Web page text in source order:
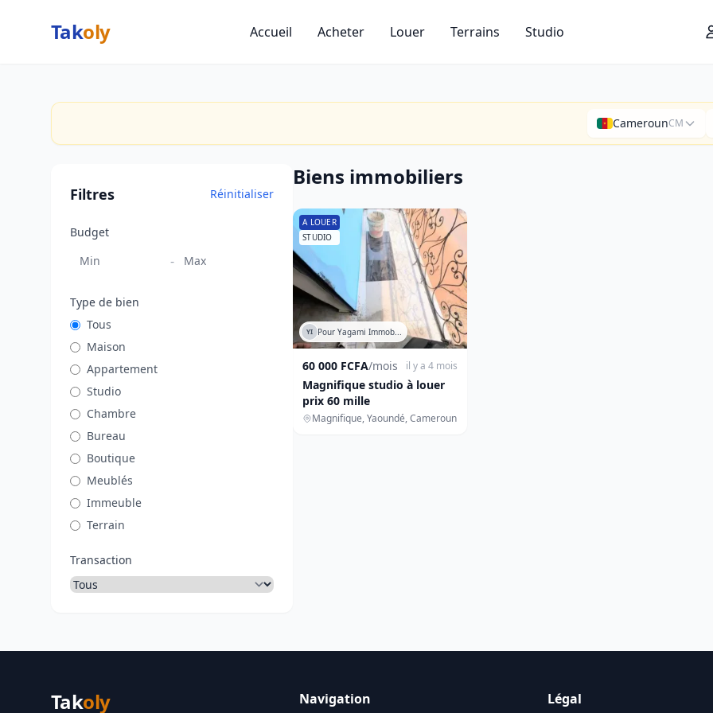
Takoly Accueil Acheter Louer Terrains Studio
CamerounCM
Filtres Réinitialiser
Budget
-
Type de bien
Tous
Maison
Appartement
Studio
Chambre
Bureau
Boutique
Meublés
Immeuble
Terrain
Transaction
Biens immobiliers
A LOUER
STUDIO
YI Pour Yagami Immob...
60 000 FCFA/mois il y a 4 mois
Magnifique studio à louer
prix 60 mille
Magnifique, Yaoundé, Cameroun
Type de bien
Appartement
Chambre
Boutique
Immeuble
Takoly Navigation Légal